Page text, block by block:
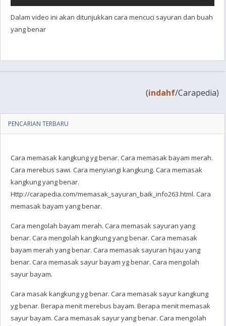
Dalam video ini akan ditunjukkan cara mencuci sayuran dan buah
yang benar
(indahf/Carapedia)
PENCARIAN TERBARU
Cara memasak kangkung yg benar. Cara memasak bayam merah.
Cara merebus sawi. Cara menyiangi kangkung. Cara memasak
kangkung yang benar.
Http://carapedia.com/memasak_sayuran_baik_info263.html. Cara
memasak bayam yang benar.
Cara mengolah bayam merah. Cara memasak sayuran yang
benar. Cara mengolah kangkung yang benar. Cara memasak
bayam merah yang benar. Cara memasak sayuran hijau yang
benar. Cara memasak sayur bayam yg benar. Cara mengolah
sayur bayam.
Cara masak kangkung yg benar. Cara memasak sayur kangkung
yg benar. Berapa menit merebus bayam. Berapa menit memasak
sayur bayam. Cara memasak sayur yang benar. Cara mengolah